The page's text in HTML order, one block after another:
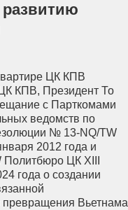
ЦК КПВ
КПВ, Президент То
с Парткомами
ведомств по
№ 13-NQ/TW
2012 года и
ЦК XIII
года о создании
превращения Вьетнама